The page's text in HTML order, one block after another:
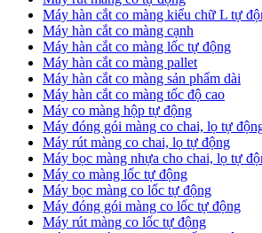
​Máy hàn cắt co màng kiểu chữ L tự
​Máy hàn cắt co màng cạnh
​Máy hàn cắt co màng lốc tự động
​Máy hàn cắt co màng pallet
​Máy hàn cắt co màng sản phẩm dài
​Máy hàn cắt co màng tốc độ cao
Máy co màng hộp tự động
Máy đóng gói màng co chai, lọ tự
Máy rút màng co chai, lọ tự động
Máy bọc màng nhựa cho chai, lọ tự
Máy co màng lốc tự động
Máy bọc màng co lốc tự động
Máy đóng gói màng co lốc tự động
Máy rút màng co lốc tự động